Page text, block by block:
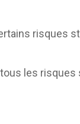
risques
les risques